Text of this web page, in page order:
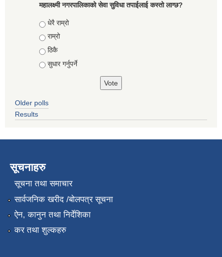
महालक्ष्मी नगरपालिकाको सेवा सुविधा तपाईलाई कस्तो लाग्छ?
Choices
धेरै राम्रो
राम्रो
ठिकै
सुधार गर्नुपर्ने
Older polls
Results
सूचनाहरु
सूचना तथा समाचार
सार्वजनिक खरीद /बोलपत्र सूचना
ऐन, कानुन तथा निर्देशिका
कर तथा शुल्कहरु